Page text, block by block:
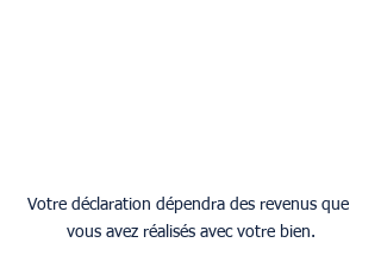
Votre déclaration dépendra des revenus que
vous avez réalisés avec votre bien.